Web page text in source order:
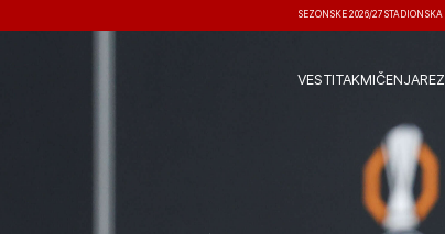
SEZONSKE 2026/27 STADIONSKA
VESTITAKMIČENJA